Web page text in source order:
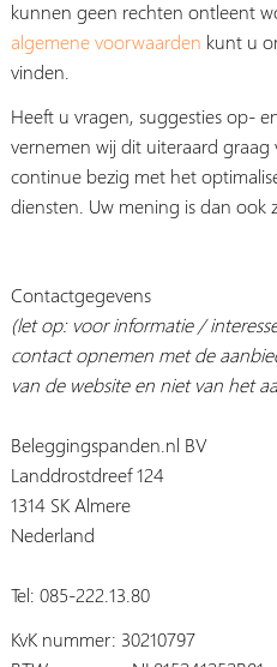
kunnen geen rechten ontleent
algemene voorwaarden kunt u
vinden.
Heeft u vragen, suggesties op-
vernemen wij dit uiteraard graag
continue bezig met het
diensten. Uw mening is dan ook
Contactgegevens
(let op: voor informatie /
contact opnemen met de
van de website en niet van het
Beleggingspanden.nl BV
Landdrostdreef 124
1314 SK Almere
Nederland
Tel: 085-222.13.80
KvK nummer: 30210797